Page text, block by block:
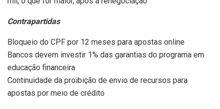
Contrapartidas
Bloqueio do CPF por 12 meses para apostas online
Bancos devem investir 1% das garantias do programa em
educação financeira
Continuidade da proibição de envio de recursos para
apostas por meio de crédito